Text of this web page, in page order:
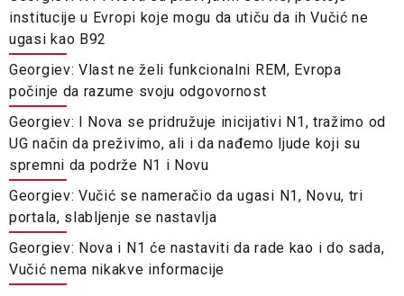
institucije u Evropi koje mogu da utiču da ih Vučić ne
ugasi kao B92
Georgiev: Vlast ne želi funkcionalni REM, Evropa
počinje da razume svoju odgovornost
Georgiev: I Nova se pridružuje inicijativi N1, tražimo od
UG način da preživimo, ali i da nađemo ljude koji su
spremni da podrže N1 i Novu
Georgiev: Vučić se nameračio da ugasi N1, Novu, tri
portala, slabljenje se nastavlja
Georgiev: Nova i N1 će nastaviti da rade kao i do sada,
Vučić nema nikakve informacije